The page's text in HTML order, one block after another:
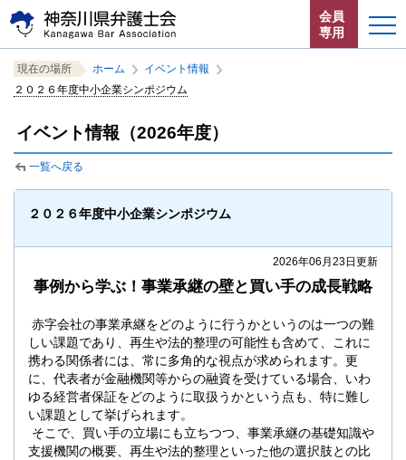
ー
ジ
の
す。
文
へ
ジ
る。
会員
専用
こ
こ
か
イ
内
サ
イ
ト
通
ニ
ホーム
神奈川県弁護士会とは
法律相談する
閉じる
イ
ト
内 現在の場所 ホーム
イベント情報
２０２６年度中小企業シンポジウム
イベント情報（2026年度）
一覧へ戻る
２０２６年度中小企業シンポジウム
2026年06月23日更新
事例から学ぶ！事業承継の壁と買い手の成長戦略
赤字会社の事業承継をどのように行うかというのは一つの難
しい課題であり、再生や法的整理の可能性も含めて、これに
携わる関係者には、常に多角的な視点が求められます。更
に、代表者が金融機関等からの融資を受けている場合、いわ
ゆる経営者保証をどのように取扱うかという点も、特に難し
い課題として挙げられます。
そこで、買い手の立場にも立ちつつ、事業承継の基礎知識や
支援機関の概要、再生や法的整理といった他の選択肢との比